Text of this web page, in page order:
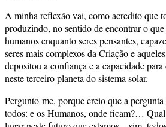
A minha reflexão vai, como acredito que
produzindo, no sentido de encontrar o
humanos enquanto seres pensantes,
seres mais complexos da Criação e
depositou a confiança e a capacidade
neste terceiro planeta do sistema solar.
Pergunto-me, porque creio que a
todos: e os Humanos, onde ficam?…